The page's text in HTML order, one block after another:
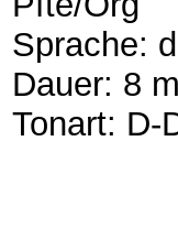
Sprache:
Dauer: 8
Tonart: D-